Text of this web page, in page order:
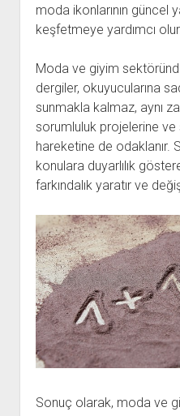
moda ikonlarının güncel
keşfetmeye yardımcı
Moda ve giyim
dergiler, okuyucularına
sunmakla kalmaz, aynı
sorumluluk projelerine
hareketine de odaklanır.
konulara duyarlılık
farkındalık yaratır ve
Sonuç olarak, moda ve